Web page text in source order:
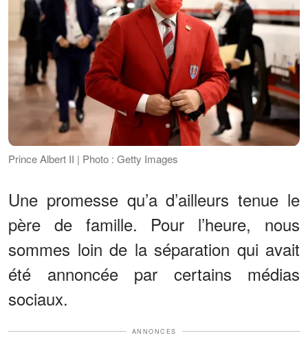
Prince Albert II | Photo : Getty Images
Une promesse qu’a d’ailleurs tenue le
père de famille. Pour l’heure, nous
sommes loin de la séparation qui avait
été annoncée par certains médias
sociaux.
ANNONCES